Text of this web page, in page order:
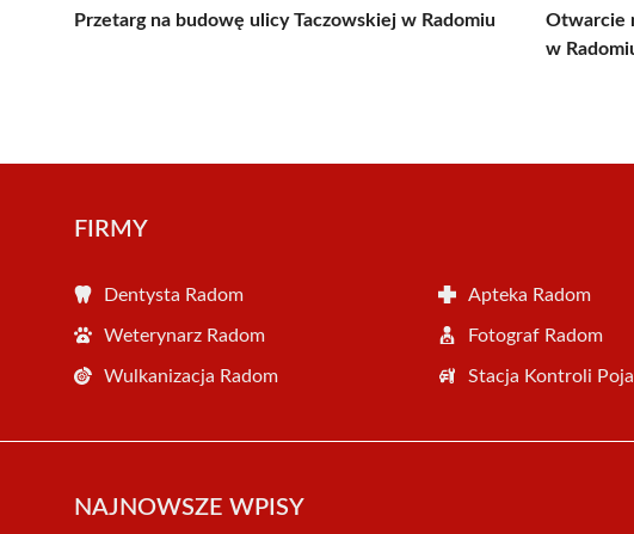
Przetarg na budowę ulicy Taczowskiej w Radomiu
Otwarcie
w
FIRMY
Dentysta Radom Apteka Radom
Weterynarz Radom Fotograf Radom
Wulkanizacja Radom Stacja Kontroli
NAJNOWSZE WPISY